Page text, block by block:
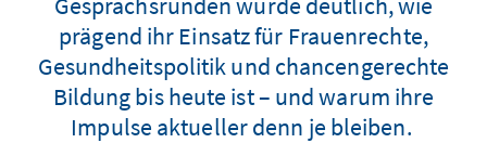
prägend ihr Einsatz für Frauenrechte,
Gesundheitspolitik und chancengerechte
Bildung bis heute ist – und warum ihre
Impulse aktueller denn je bleiben.